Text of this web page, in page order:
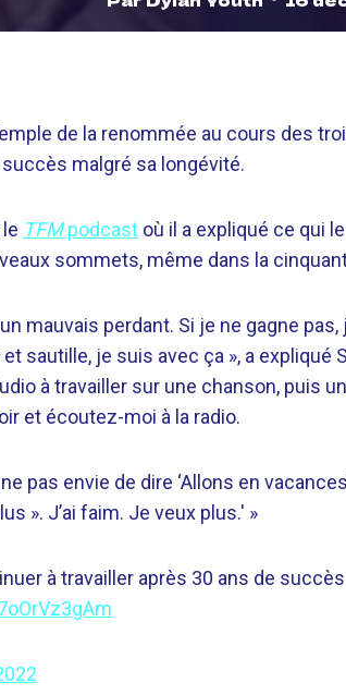
de la renommée au cours des
malgré sa longévité.
TFMpodcast où il a expliqué ce qui
sommets, même dans la
mauvais perdant. Si je ne gagne pas,
sautille, je suis avec ça », a expliqué
à travailler sur une chanson, puis
et écoutez-moi à la radio.
pas envie de dire ‘Allons en
». J’ai faim. Je veux plus.' »
à travailler après 30 ans de succès